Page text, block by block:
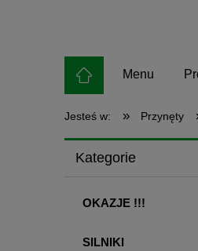
Menu
Jesteś w: » Przynęty
Kategorie
OKAZJE !!!
SILNIKI